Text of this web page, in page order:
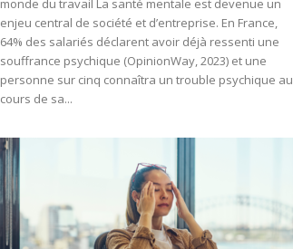
monde du travail La santé mentale est devenue un
enjeu central de société et d’entreprise. En France,
64% des salariés déclarent avoir déjà ressenti une
souffrance psychique (OpinionWay, 2023) et une
personne sur cinq connaîtra un trouble psychique au
cours de sa...